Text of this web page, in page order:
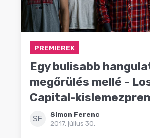
PREMIEREK
Egy bulisabb
megőrülés mellé -
Capital-
SF
Simon Ferenc
2017. július 30.